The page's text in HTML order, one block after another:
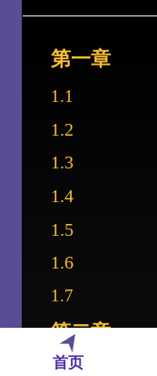
第一章
1.1
1.2
1.3
1.4
1.5
1.6
1.7
第二章
2.1
首页